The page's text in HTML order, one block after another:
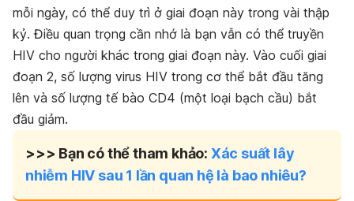
mỗi ngày, có thể duy trì ở giai đoạn này trong vài thập
kỷ. Điều quan trọng cần nhớ là bạn vẫn có thể truyền
HIV cho người khác trong giai đoạn này. Vào cuối giai
đoạn 2, số lượng virus HIV trong cơ thể bắt đầu tăng
lên và số lượng tế bào CD4 (một loại bạch cầu) bắt
đầu giảm.
>>> Bạn có thể tham khảo: Xác suất lây
nhiễm HIV sau 1 lần quan hệ là bao nhiêu?